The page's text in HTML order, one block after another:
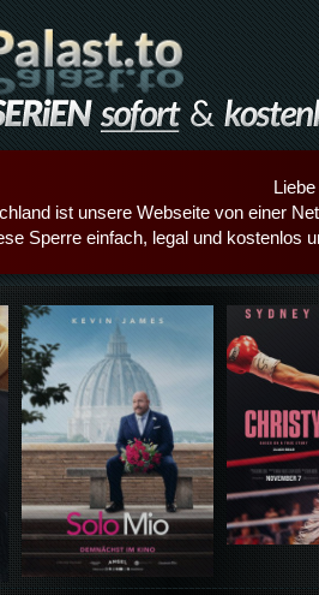
ist unsere Webseite von einer
Sperre einfach, legal und kostenlos
Details,Play